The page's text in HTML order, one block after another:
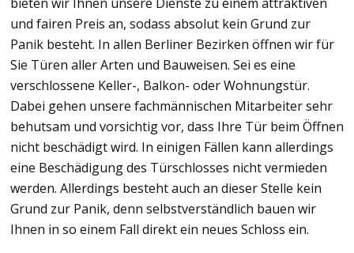
und fairen Preis an, sodass absolut kein Grund zur
Panik besteht. In allen Berliner Bezirken öffnen wir für
Sie Türen aller Arten und Bauweisen. Sei es eine
verschlossene Keller-, Balkon- oder Wohnungstür.
Dabei gehen unsere fachmännischen Mitarbeiter sehr
behutsam und vorsichtig vor, dass Ihre Tür beim Öffnen
nicht beschädigt wird. In einigen Fällen kann allerdings
eine Beschädigung des Türschlosses nicht vermieden
werden. Allerdings besteht auch an dieser Stelle kein
Grund zur Panik, denn selbstverständlich bauen wir
Ihnen in so einem Fall direkt ein neues Schloss ein.